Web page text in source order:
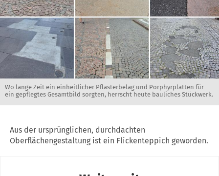
Wo lange Zeit ein einheitlicher Pflasterbelag und Porphyrplatten für
ein gepflegtes Gesamtbild sorgten, herrscht heute bauliches Stückwerk.
Aus der ursprünglichen, durchdachten
Oberflächengestaltung ist ein Flickenteppich geworden.